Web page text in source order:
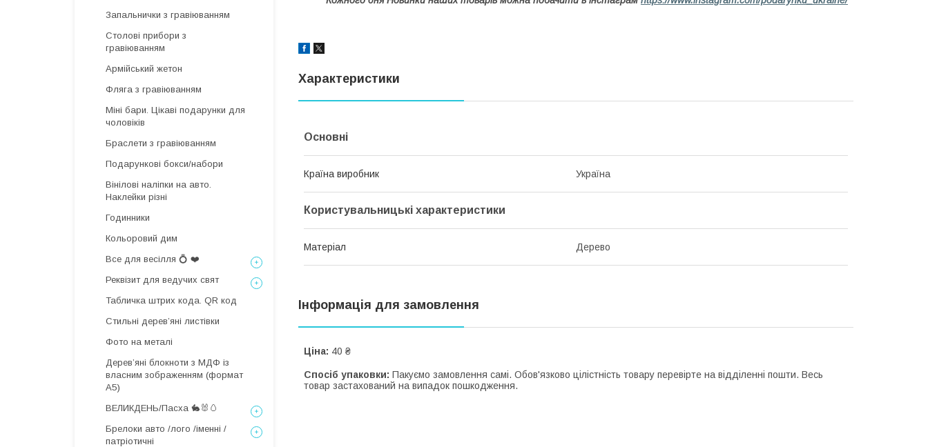
Характеристики
Основні
Країна виробник Україна
Користувальницькі характеристики
Матеріал Дерево
Інформація для замовлення
Ціна: 40 ₴
Спосіб упаковки: Пакуємо замовлення самі. Обов'язково цілістність товару перевірте на відділенні пошти. Весь
товар застахований на випадок пошкодження.
Запальнички з гравіюванням
Столові прибори з
гравіюванням
Армійський жетон
Фляга з гравіюванням
Міні бари. Цікаві подарунки для
чоловіків
Браслети з гравіюванням
Подарункові бокси/набори
Вінілові наліпки на авто.
Наклейки різні
Годинники
Кольоровий дим
Все для весілля 💍 ❤️
Реквізит для ведучих свят
Табличка штрих кода. QR код
Стильні деревʼяні листівки
Фото на металі
Дерев’яні блокноти з МДФ із
власним зображенням (формат
А5)
ВЕЛИКДЕНЬ/Пасха 🐇🐰🥚
Брелоки авто /лого /іменні /
патріотичні